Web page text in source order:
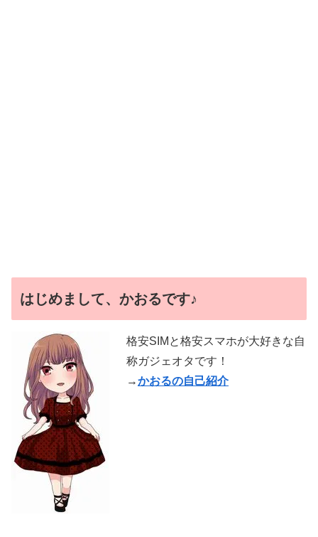
はじめまして、かおるです♪
格安SIMと格安スマホが大好きな自
称ガジェオタです！
→かおるの自己紹介